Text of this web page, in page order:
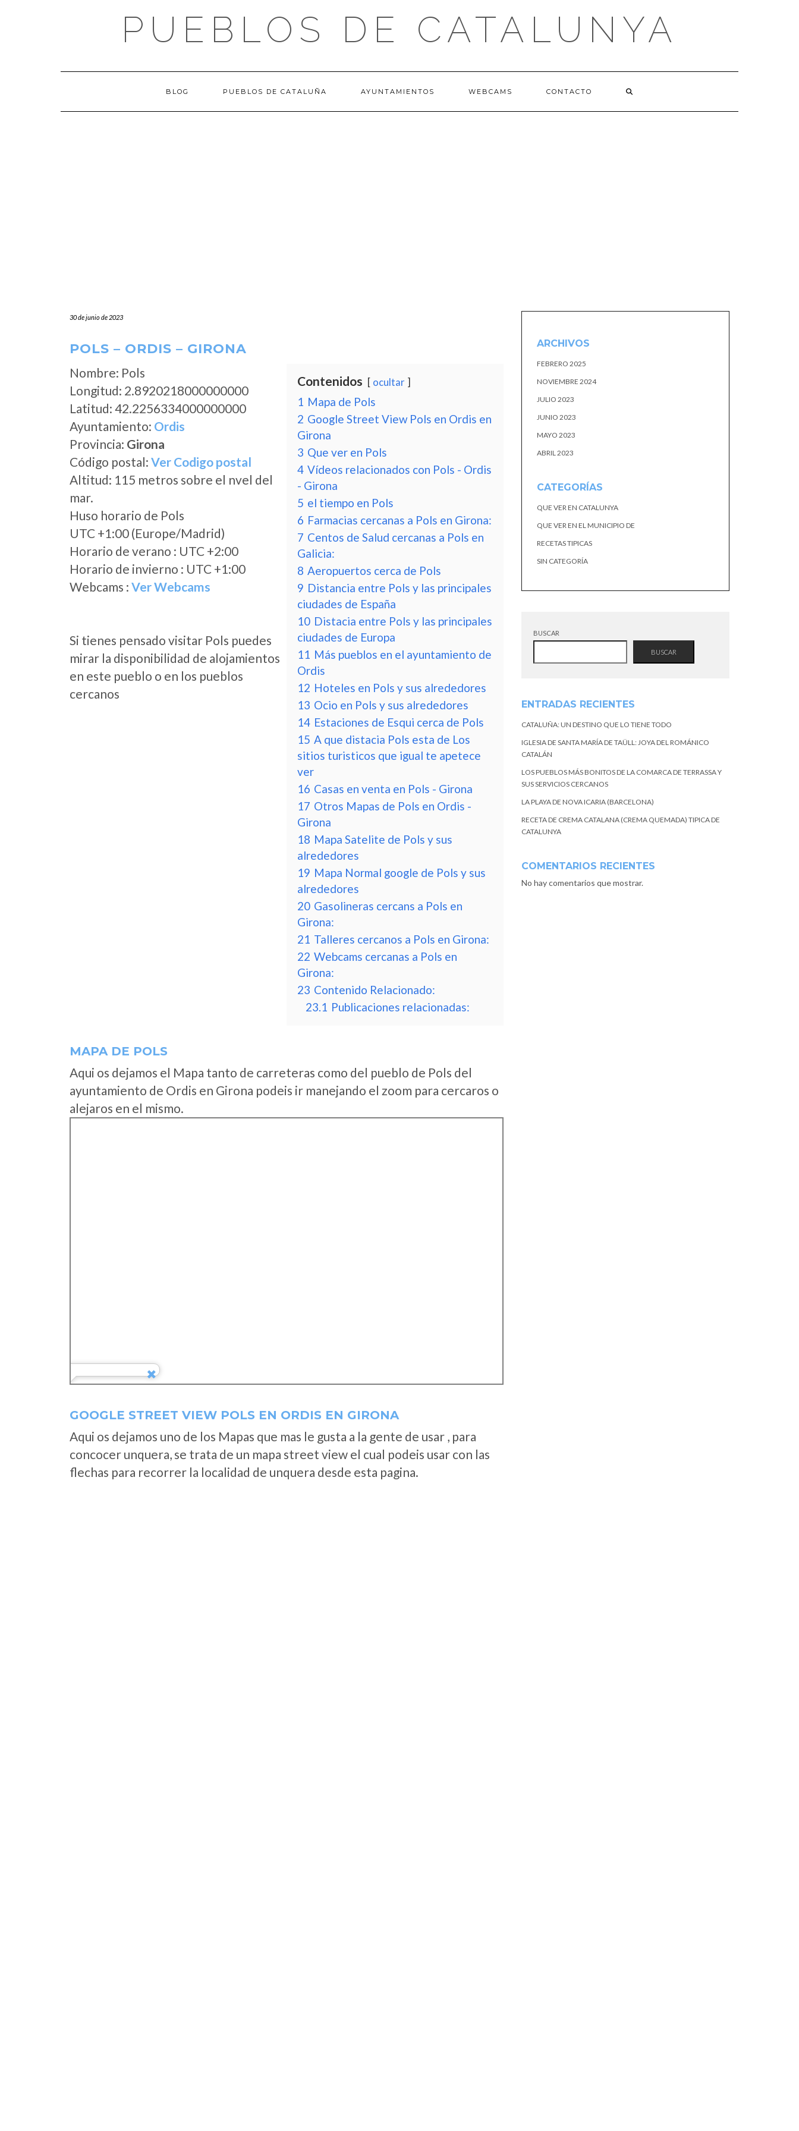
PUEBLOS DE CATALUNYA
BLOG PUEBLOS DE CATALUÑA AYUNTAMIENTOS WEBCAMS CONTACTO
30 de junio de 2023
POLS – ORDIS – GIRONA
Nombre: Pols
Longitud: 2.8920218000000000
Latitud: 42.2256334000000000
Ayuntamiento: Ordis
Provincia: Girona
Código postal: Ver Codigo postal
Altitud: 115 metros sobre el nvel del
mar.
Huso horario de Pols
UTC +1:00 (Europe/Madrid)
Horario de verano : UTC +2:00
Horario de invierno : UTC +1:00
Webcams : Ver Webcams
Si tienes pensado visitar Pols puedes
mirar la disponibilidad de alojamientos
en este pueblo o en los pueblos
cercanos
Contenidos ocultar
1 Mapa de Pols
2 Google Street View Pols en Ordis en
Girona
3 Que ver en Pols
4 Vídeos relacionados con Pols - Ordis
- Girona
5 el tiempo en Pols
6 Farmacias cercanas a Pols en Girona:
7 Centos de Salud cercanas a Pols en
Galicia:
8 Aeropuertos cerca de Pols
9 Distancia entre Pols y las principales
ciudades de España
10 Distacia entre Pols y las principales
ciudades de Europa
11 Más pueblos en el ayuntamiento de
Ordis
12 Hoteles en Pols y sus alrededores
13 Ocio en Pols y sus alrededores
14 Estaciones de Esqui cerca de Pols
15 A que distacia Pols esta de Los
sitios turisticos que igual te apetece
ver
16 Casas en venta en Pols - Girona
17 Otros Mapas de Pols en Ordis -
Girona
18 Mapa Satelite de Pols y sus
alrededores
19 Mapa Normal google de Pols y sus
alrededores
20 Gasolineras cercans a Pols en
Girona:
21 Talleres cercanos a Pols en Girona:
22 Webcams cercanas a Pols en
Girona:
23 Contenido Relacionado:
23.1 Publicaciones relacionadas:
MAPA DE POLS
Aqui os dejamos el Mapa tanto de carreteras como del pueblo de Pols del
ayuntamiento de Ordis en Girona podeis ir manejando el zoom para cercaros o
alejaros en el mismo.
GOOGLE STREET VIEW POLS EN ORDIS EN GIRONA
Aqui os dejamos uno de los Mapas que mas le gusta a la gente de usar , para
concocer unquera, se trata de un mapa street view el cual podeis usar con las
flechas para recorrer la localidad de unquera desde esta pagina.
ARCHIVOS
FEBRERO 2025
NOVIEMBRE 2024
JULIO 2023
JUNIO 2023
MAYO 2023
ABRIL 2023
CATEGORÍAS
QUE VER EN CATALUNYA
QUE VER EN EL MUNICIPIO DE
RECETAS TIPICAS
SIN CATEGORÍA
BUSCAR
BUSCAR
ENTRADAS RECIENTES
CATALUÑA: UN DESTINO QUE LO TIENE TODO
IGLESIA DE SANTA MARÍA DE TAÜLL: JOYA DEL ROMÁNICO
CATALÁN
LOS PUEBLOS MÁS BONITOS DE LA COMARCA DE TERRASSA Y
SUS SERVICIOS CERCANOS
LA PLAYA DE NOVA ICARIA (BARCELONA)
RECETA DE CREMA CATALANA (CREMA QUEMADA) TIPICA DE
CATALUNYA
COMENTARIOS RECIENTES
No hay comentarios que mostrar.